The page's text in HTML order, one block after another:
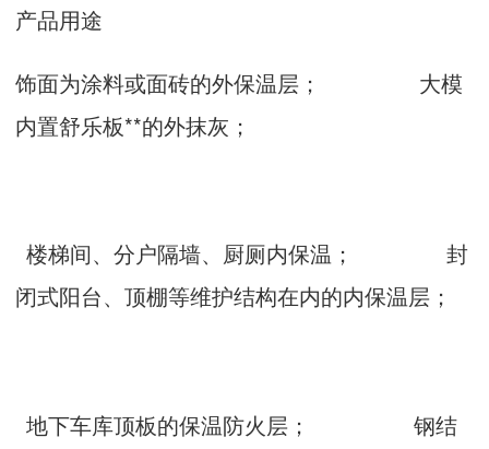
产品用途
饰面为涂料或面砖的外保温层； 大模
内置舒乐板**的外抹灰；
楼梯间、分户隔墙、厨厕内保温； 封
闭式阳台、顶棚等维护结构在内的内保温层；
地下车库顶板的保温防火层； 钢结